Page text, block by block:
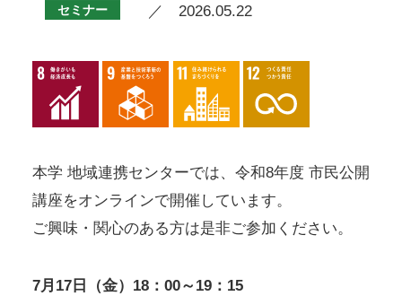
セミナー ／ 2026.05.22
本学 地域連携センターでは、令和8年度 市民公開
講座をオンラインで開催しています。
ご興味・関心のある方は是非ご参加ください。
7月17日（金）18：00～19：15